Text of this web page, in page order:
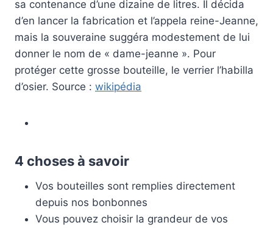
sa contenance d’une dizaine de litres. Il décida
d’en lancer la fabrication et l’appela reine-Jeanne,
mais la souveraine suggéra modestement de lui
donner le nom de « dame-jeanne ». Pour
protéger cette grosse bouteille, le verrier l’habilla
d’osier. Source : wikipédia
4 choses à savoir
Vos bouteilles sont remplies directement
depuis nos bonbonnes
Vous pouvez choisir la grandeur de vos